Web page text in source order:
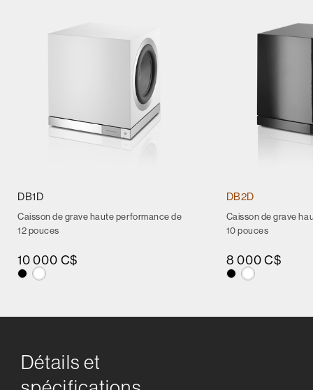
DB1D
Caisson de grave haute performance de
12 pouces
10 000 C$
DB2D
Caisson de grave
10 pouces
8 000 C$
Détails et